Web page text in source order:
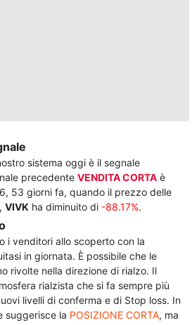
sistema oggi è il segnale
precedente VENDITA CORTA è
53 giorni fa, quando il prezzo delle
VIVK ha diminuito di -88.17%.
i venditori allo scoperto con la
in giornata. È possibile che le
rivolte nella direzione di rialzo. Il
rialzista che si fa sempre più
livelli di conferma e di Stop loss. In
suggerisce la POSIZIONE CORTA, ma